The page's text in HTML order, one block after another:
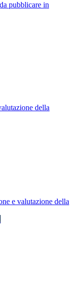
pubblicare in
della
e valutazione della